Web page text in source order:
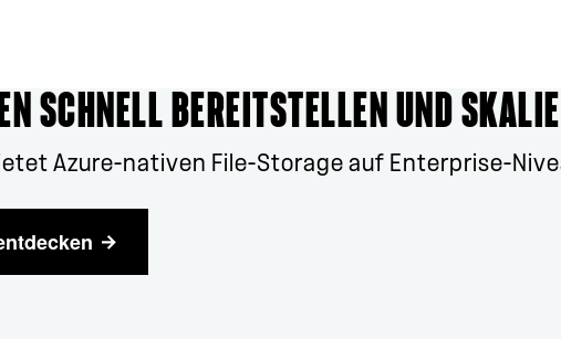
SCHNELL BEREITSTELLEN UND
Azure-nativen File-Storage auf Enterprise-